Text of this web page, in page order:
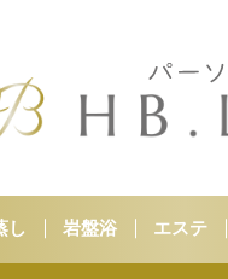
し 岩盤浴 エステ